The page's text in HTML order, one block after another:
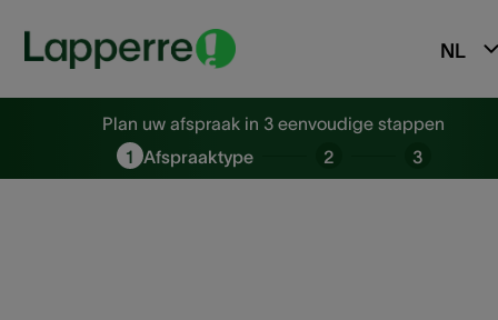
NL
Plan uw afspraak in 3
Plan uw afspraak in 3 eenvoudige stappen
1 Afspraaktype 2 3